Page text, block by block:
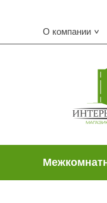
О компании